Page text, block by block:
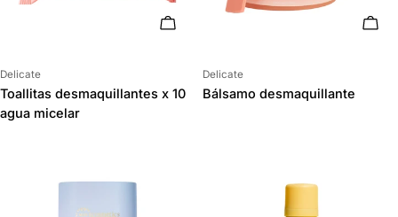
AÑADIR AL CARRITO
Proveedor:
Delicate
Toallitas desmaquillantes x 10
agua micelar
Proveedor:
Delicate
Bálsamo desmaquillante